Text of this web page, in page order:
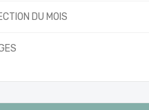
DU MOIS